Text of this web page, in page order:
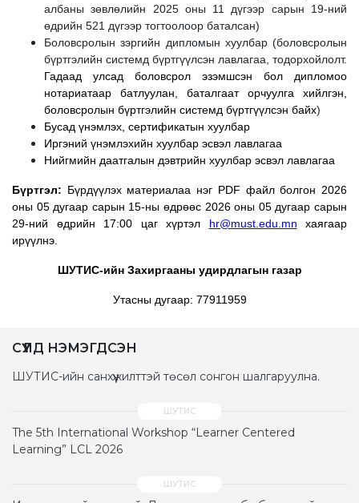
албаны зөвлөлийн 2025 оны 11 дүгээр сарын 19-ний
өдрийн 521 дүгээр тогтоолоор баталсан)
Боловсролын зэргийн дипломын хуулбар (боловсролын
бүртгэлийн системд бүртгүүлсэн лавлагаа, тодорхойлолт.
Гадаад улсад боловсрол эзэмшсэн бол дипломоо
нотариатаар батлуулан, баталгаат орчуулга хийлгэн,
боловсролын бүртгэлийн системд бүртгүүлсэн байх)
Бусад үнэмлэх, сертификатын хуулбар
Иргэний үнэмлэхийн хуулбар эсвэл лавлагаа
Нийгмийн даатгалын дэвтрийн хуулбар эсвэл лавлагаа
Бүртгэл: Бүрдүүлэх материалаа нэг PDF файлболгон 2026
оны 05 дугаар сарын 15-ны өдрөөс 2026 оны 05 дугаар сарын
29-ний өдрийн 17:00 цаг хүртэл hr@must.edu.mn
хаягаар
ирүүлнэ.
ШУТИС-ийн Захиргааны удирдлагын газар
Утасны дугаар: 77911959
СҮҮЛД НЭМЭГДСЭН
ШУТИС-ийн санхүүжилттэй төсөл сонгон шалгаруулна.
The 5th International Workshop “Learner Centered
Learning” LCL 2026